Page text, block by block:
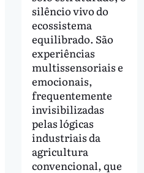
silêncio vivo do
ecossistema
equilibrado. São
experiências
multissensoriais e
emocionais,
frequentemente
invisibilizadas
pelas lógicas
industriais da
agricultura
convencional, que